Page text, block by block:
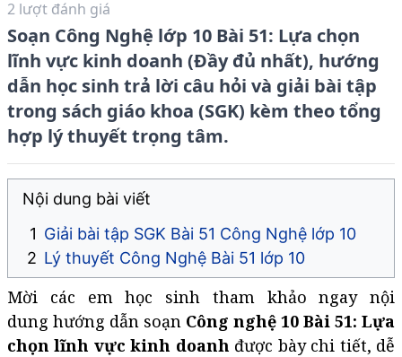
Soạn Công Nghệ lớp 10 Bài 51: Lựa chọn
lĩnh vực kinh doanh (Đầy đủ nhất), hướng
dẫn học sinh trả lời câu hỏi và giải bài tập
trong sách giáo khoa (SGK) kèm theo tổng
hợp lý thuyết trọng tâm.
2 lượt đánh giá
Nội dung bài viết
Giải bài tập SGK Bài 51 Công Nghệ lớp 10
Lý thuyết Công Nghệ Bài 51 lớp 10​​​​​​​
Mời các em học sinh tham khảo ngay nội
dung hướng dẫn soạn Công nghệ 10 Bài 51: Lựa
chọn lĩnh vực kinh doanh được bày chi tiết, dễ